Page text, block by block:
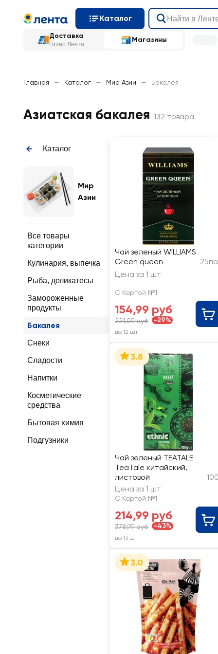
Каталог
Доставка
Гипер Лента
Магазины
Главная — Каталог — Мир Азии — Бакалея
Азиатская бакалея 132 товара
Каталог
Мир
Азии
Все товары
категории
Кулинария, выпечка
Рыба, деликатесы
Замороженные
продукты
Бакалея
Снеки
Сладости
Напитки
Косметические
средства
Бытовая химия
Подгузники
Чай зеленый WILLIAMS
Green queen
Цена за 1 шт
С Картой №1
154,99 руб
221,09 руб -29%
до 12 шт
3.8
Чай зеленый TEATALE
TeaTale китайский,
листовой
Цена за 1 шт
С Картой №1
214,99 руб
378,99 руб -43%
до 13 шт
3.0